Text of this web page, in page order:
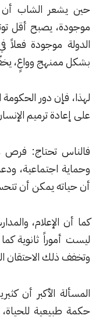
الشاب أن تعبه لن
يصبح أقل توتراً وأكثر
فعلاً في حياتها
وواعٍ، يخفّ الخوف
دور الحكومة اليوم لا
ترميم الإنسان نفسه.
تحتاج: فرص عمل
ودعماً
يمكن أن تتحسن فعلاً.
والمدارس،
ثانوية كما يعتقد
الاحتقان الصامت
الأكبر أن كثيرين
للحياة، بينما